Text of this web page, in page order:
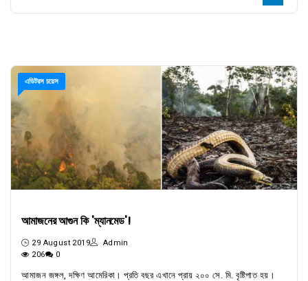
এডিটরস চয়েস
আমাজনের আগুন কি 'ম্যানমেড'!
29 August 2019
Admin
206
0
আমাজন জঙ্গল, দক্ষিণ আমেরিকা। প্রতি বছর এখানে প্রায় ২০০ সে. মি. বৃষ্টিপাত হয়।